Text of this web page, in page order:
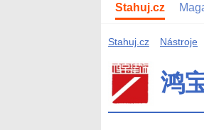
Stahuj.cz
Stahuj.cz Nástroje
鸿